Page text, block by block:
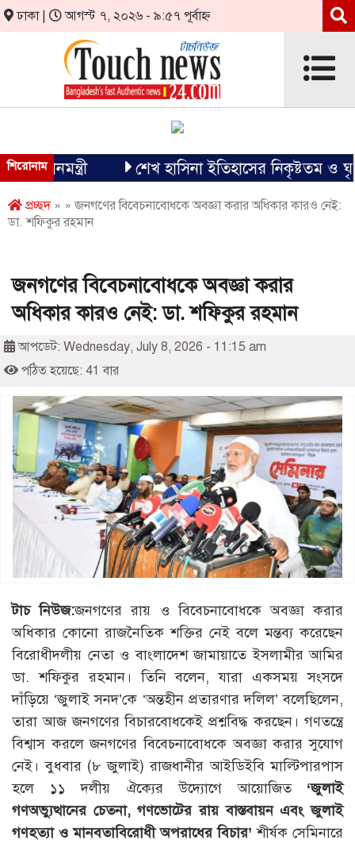
ঢাকা | আগস্ট ৭, ২০২৬ - ৯:৫৭ পূর্বাহ্ন
শিরোনাম শেখ হাসিনা ইতিহাসের নিকৃষ্টতম ও ঘৃণ্য
প্রচ্ছদ» » জনগণের বিবেচনাবোধকে অবজ্ঞা করার অধিকার কারও নেই:
ডা. শফিকুর রহমান
জনগণের বিবেচনাবোধকে অবজ্ঞা করার
অধিকার কারও নেই: ডা. শফিকুর রহমান
আপডেট: Wednesday, July 8, 2026 - 11:15 am
পঠিত হয়েছে: 41 বার
টাচ নিউজ:জনগণের রায় ও বিবেচনাবোধকে অবজ্ঞা করার
অধিকার কোনো রাজনৈতিক শক্তির নেই বলে মন্তব্য করেছেন
বিরোধীদলীয় নেতা ও বাংলাদেশ জামায়াতে ইসলামীর আমির
ডা. শফিকুর রহমান। তিনি বলেন, যারা একসময় সংসদে
দাঁড়িয়ে ‘জুলাই সনদ’কে ‘অন্তহীন প্রতারণার দলিল’ বলেছিলেন,
তারা আজ জনগণের বিচারবোধকেই প্রশ্নবিদ্ধ করছেন। গণতন্ত্রে
বিশ্বাস করলে জনগণের বিবেচনাবোধকে অবজ্ঞা করার সুযোগ
নেই। বুধবার (৮ জুলাই) রাজধানীর আইডিইবি মাল্টিপারপাস
হলে ১১ দলীয় ঐক্যের উদ্যোগে আয়োজিত ‘জুলাই
গণঅভ্যুত্থানের চেতনা, গণভোটের রায় বাস্তবায়ন এবং জুলাই
গণহত্যা ও মানবতাবিরোধী অপরাধের বিচার’ শীর্ষক সেমিনারে